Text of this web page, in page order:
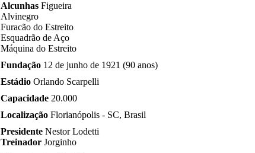
Alcunhas Figueira
Alvinegro
Furacão do Estreito
Esquadrão de Aço
Máquina do Estreito
Fundação 12 de junho de 1921 (90 anos)
Estádio Orlando Scarpelli
Capacidade 20.000
Localização Florianópolis - SC, Brasil
Presidente Nestor Lodetti
Treinador Jorginho